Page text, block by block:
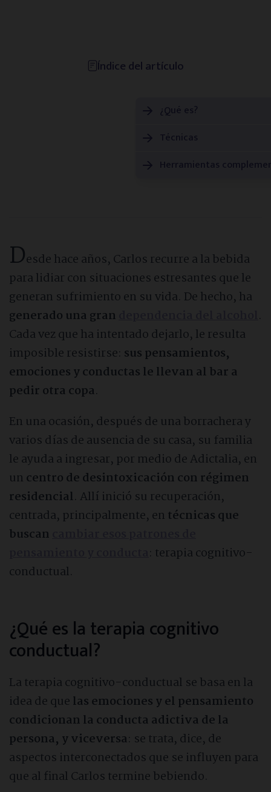
Psicólogos
ONG’s y Asociaciones
Entidades públicas
Adicciones
Haz tu test de adicciones
Cocaína
Alcoholismo
Fármacos
Sexo
Móvil
Videojuegos
Índice del artículo
¿Qué es?
Técnicas
Herramientas
Desde hace años, Carlos recurre a la bebida
para lidiar con situaciones estresantes que le
generan sufrimiento en su vida. De hecho, ha
generado una gran
.
Cada vez que ha intentado dejarlo, le resulta
imposible resistirse: sus pensamientos,
emociones y conductas le llevan al bar a
pedir otra copa.
En una ocasión, después de una borrachera y
varios días de ausencia de su casa, su familia
le ayuda a ingresar, por medio de Adictalia, en
un centro de desintoxicación con régimen
residencial. Allí inició su recuperación,
centrada, principalmente, en técnicas que
buscan
: terapia cognitivo-
conductual.
¿Qué es la terapia cognitivo
conductual?
La terapia cognitivo-conductual se basa en la
idea de que las emociones y el pensamiento
condicionan la conducta adictiva de la
persona, y viceversa: se trata, dice, de
aspectos interconectados que se influyen para
que al final Carlos termine bebiendo.